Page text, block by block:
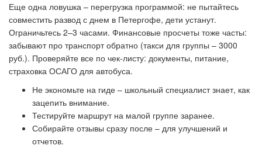
Еще одна ловушка – перегрузка программой: не пытайтесь
совместить развод с днем в Петергофе, дети устанут.
Ограничьтесь 2–3 часами. Финансовые просчеты тоже часты:
забывают про транспорт обратно (такси для группы – 3000
руб.). Проверяйте все по чек-листу: документы, питание,
страховка ОСАГО для автобуса.
Не экономьте на гиде – школьный специалист знает, как
зацепить внимание.
Тестируйте маршрут на малой группе заранее.
Собирайте отзывы сразу после – для улучшений и
отчетов.